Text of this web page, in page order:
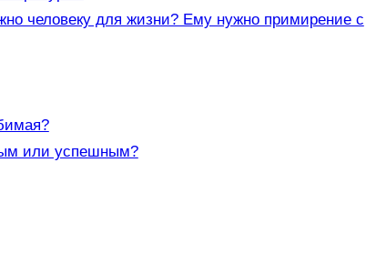
человеку для жизни? Ему нужно примирение с
или успешным?